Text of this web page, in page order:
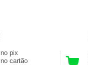
no pix
no cartão